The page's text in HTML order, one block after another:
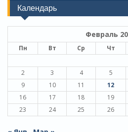
Календарь
Февраль
Пн Вт Ср Чт
2
3 4 5
9
10 11 12
16
17 18 19
23
24 25 26